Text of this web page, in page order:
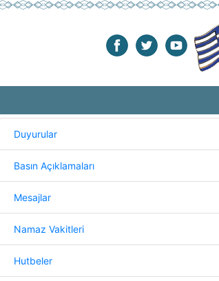
Duyurular
Basın Açıklamaları
Mesajlar
Namaz Vakitleri
Hutbeler